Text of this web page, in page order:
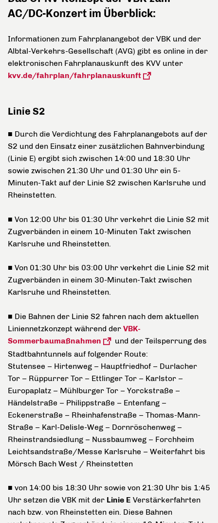
AC/DC-Konzert im Überblick:
Informationen zum Fahrplanangebot der VBK und der
Albtal-Verkehrs-Gesellschaft (AVG) gibt es online in der
elektronischen Fahrplanauskunft des KVV unter
kvv.de/fahrplan/fahrplanauskunft
Linie S2
■ Durch die Verdichtung des Fahrplanangebots auf der
S2 und den Einsatz einer zusätzlichen Bahnverbindung
(Linie E) ergibt sich zwischen 14:00 und 18:30 Uhr
sowie zwischen 21:30 Uhr und 01:30 Uhr ein 5-
Minuten-Takt auf der Linie S2 zwischen Karlsruhe und
Rheinstetten.
■ Von 12:00 Uhr bis 01:30 Uhr verkehrt die Linie S2 mit
Zugverbänden in einem 10-Minuten Takt zwischen
Karlsruhe und Rheinstetten.
■ Von 01:30 Uhr bis 03:00 Uhr verkehrt die Linie S2 mit
Zugverbänden in einem 30-Minuten-Takt zwischen
Karlsruhe und Rheinstetten.
■ Die Bahnen der Linie S2 fahren nach dem aktuellen
Liniennetzkonzept während der VBK-
Sommerbaumaßnahmen
und der Teilsperrung des
Stadtbahntunnels auf folgender Route:
Stutensee – Hirtenweg – Hauptfriedhof – Durlacher
Tor – Rüppurrer Tor – Ettlinger Tor – Karlstor –
Europaplatz – Mühlburger Tor – Yorckstraße –
Händelstraße – Philippstraße – Entenfang –
Eckenerstraße – Rheinhafenstraße – Thomas-Mann-
Straße – Karl-Delisle-Weg – Dornröschenweg –
Rheinstrandsiedlung – Nussbaumweg – Forchheim
Leichtsandstraße/Messe Karlsruhe – Weiterfahrt bis
Mörsch Bach West / Rheinstetten
■ von 14:00 bis 18:30 Uhr sowie von 21:30 Uhr bis 1:45
Uhr setzen die VBK mit der Linie E Verstärkerfahrten
nach bzw. von Rheinstetten ein. Diese Bahnen